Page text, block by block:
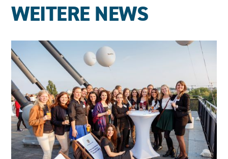
WEITERE NEWS